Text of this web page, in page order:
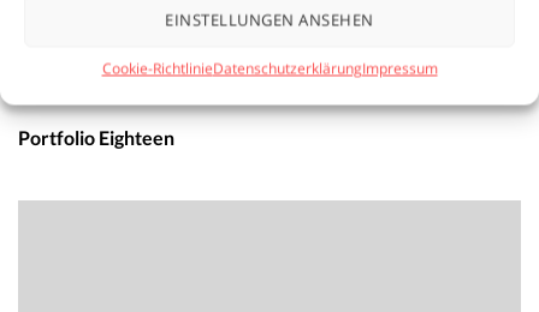
EINSTELLUNGEN ANSEHEN
Cookie-RichtlinieDatenschutzerklärungImpressum
Portfolio Eighteen